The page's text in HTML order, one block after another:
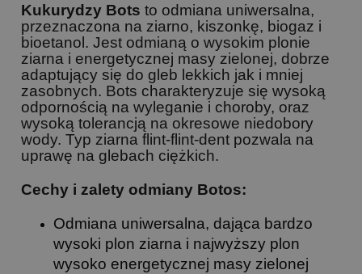
Kukurydzy Bots to odmiana uniwersalna,
przeznaczona na ziarno, kiszonkę, biogaz i
bioetanol. Jest odmianą o wysokim plonie
ziarna i energetycznej masy zielonej, dobrze
adaptujący się do gleb lekkich jak i mniej
zasobnych. Bots charakteryzuje się wysoką
odpornością na wyleganie i choroby, oraz
wysoką tolerancją na okresowe niedobory
wody. Typ ziarna flint-flint-dent pozwala na
uprawę na glebach ciężkich.
Cechy i zalety odmiany Botos:
Odmiana uniwersalna, dająca bardzo
wysoki plon ziarna i najwyższy plon
wysoko energetycznej masy zielonej